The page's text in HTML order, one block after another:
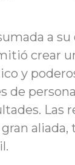
a
crear
y
de
Las
aliada,